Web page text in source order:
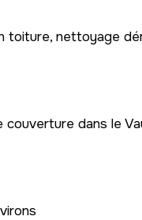
toiture, nettoyage
dans le